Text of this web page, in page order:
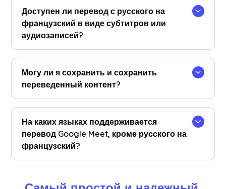
языковые настройки и получите мгновенный
перевод с русского на французский язык в
реальном времени в Google Meet.
Доступен ли перевод с русского на
французский в виде субтитров или
аудиозаписей?
Перевод с русского на французский доступен в
виде субтитров. Свяжитесь с нами, если вам
нужны варианты перевода аудио.
Могу ли я сохранить и сохранить
переведенный контент?
Да, переводы сохраняются в режиме реального
времени в Google Meet JotMe
управления
. Вы также можете просмотреть и
скопировать стенограмму и переведенную
стенограмму, чтобы после конференции
На каких языках поддерживается
перевод Google Meet, кроме русского на
французский?